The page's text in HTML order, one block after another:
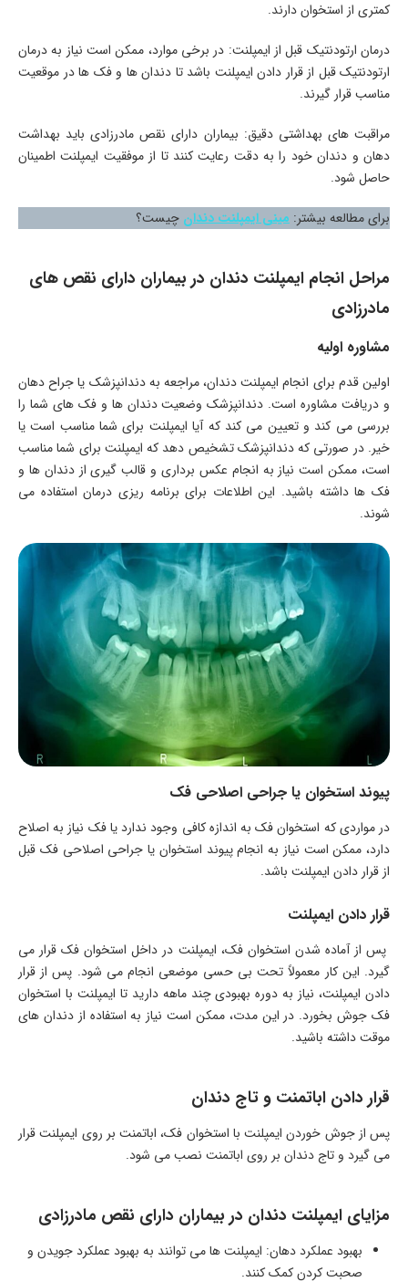
کمتری از استخوان دارند.
درمان ارتودنتیک قبل از ایمپلنت: در برخی موارد، ممکن است نیاز به درمان
ارتودنتیک قبل از قرار دادن ایمپلنت باشد تا دندان ها و فک ها در موقعیت
مناسب قرار گیرند.
مراقبت های بهداشتی دقیق: بیماران دارای نقص مادرزادی باید بهداشت
دهان و دندان خود را به دقت رعایت کنند تا از موفقیت ایمپلنت اطمینان
حاصل شود.
برای مطالعه بیشتر: مینی ایمپلنت دندان چیست؟
مراحل انجام ایمپلنت دندان در بیماران دارای نقص های
مادرزادی
مشاوره اولیه
اولین قدم برای انجام ایمپلنت دندان، مراجعه به دندانپزشک یا جراح دهان
و دریافت مشاوره است. دندانپزشک وضعیت دندان ها و فک های شما را
بررسی می کند و تعیین می کند که آیا ایمپلنت برای شما مناسب است یا
خیر. در صورتی که دندانپزشک تشخیص دهد که ایمپلنت برای شما مناسب
است، ممکن است نیاز به انجام عکس برداری و قالب گیری از دندان ها و
فک ها داشته باشید. این اطلاعات برای برنامه ریزی درمان استفاده می
شوند.
پیوند استخوان یا جراحی اصلاحی فک
در مواردی که استخوان فک به اندازه کافی وجود ندارد یا فک نیاز به اصلاح
دارد، ممکن است نیاز به انجام پیوند استخوان یا جراحی اصلاحی فک قبل
از قرار دادن ایمپلنت باشد.
قرار دادن ایمپلنت
پس از آماده شدن استخوان فک، ایمپلنت در داخل استخوان فک قرار می
گیرد. این کار معمولاً تحت بی حسی موضعی انجام می شود. پس از قرار
دادن ایمپلنت، نیاز به دوره بهبودی چند ماهه دارید تا ایمپلنت با استخوان
فک جوش بخورد. در این مدت، ممکن است نیاز به استفاده از دندان های
موقت داشته باشید.
قرار دادن اباتمنت و تاج دندان
پس از جوش خوردن ایمپلنت با استخوان فک، اباتمنت بر روی ایمپلنت قرار
می گیرد و تاج دندان بر روی اباتمنت نصب می شود.
مزایای ایمپلنت دندان در بیماران دارای نقص مادرزادی
بهبود عملکرد دهان: ایمپلنت ها می توانند به بهبود عملکرد جویدن و
صحبت کردن کمک کنند.